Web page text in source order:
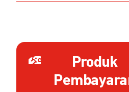
Produk